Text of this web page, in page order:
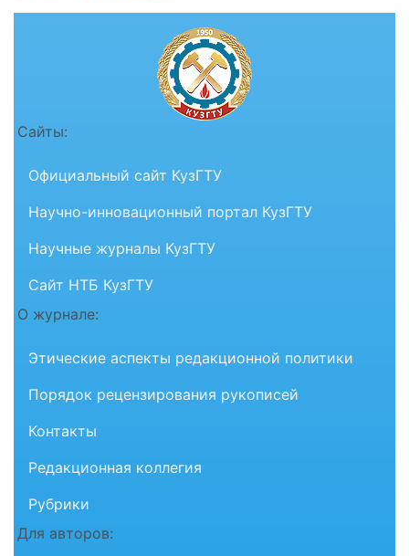
Сайты:
Официальный сайт КузГТУ
Научно-инновационный портал КузГТУ
Научные журналы КузГТУ
Сайт НТБ КузГТУ
О журнале:
Этические аспекты редакционной политики
Порядок рецензирования рукописей
Контакты
Редакционная коллегия
Рубрики
Для авторов: